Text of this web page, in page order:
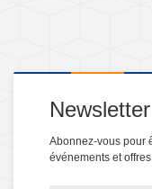
Newsletter
Abonnez-vous pour
événements et